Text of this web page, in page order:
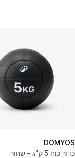
DOMYOS
כדור כוח 5 ק"ג - שחור